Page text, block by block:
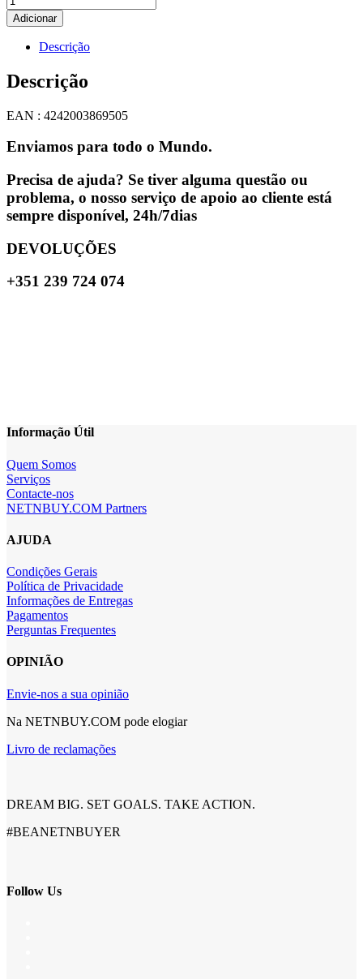
Adicionar
Descrição
Descrição
EAN : 4242003869505
Enviamos para todo o Mundo.
Precisa de ajuda? Se tiver alguma questão ou
problema, o nosso serviço de apoio ao cliente está
sempre disponível, 24h/7dias
DEVOLUÇÕES
+351 239 724 074
Informação Útil
Quem Somos
Serviços
Contacte-nos
NETNBUY.COM Partners
AJUDA
Condições Gerais
Política de Privacidade
Informações de Entregas
Pagamentos
Perguntas Frequentes
OPINIÃO
Envie-nos a sua opinião
Na NETNBUY.COM pode elogiar
Livro de reclamações
DREAM BIG. SET GOALS. TAKE ACTION.
#BEANETNBUYER
Follow Us